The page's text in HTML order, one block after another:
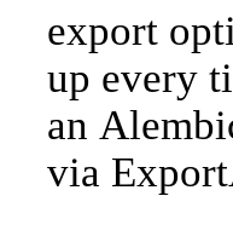
export
up every
an
via